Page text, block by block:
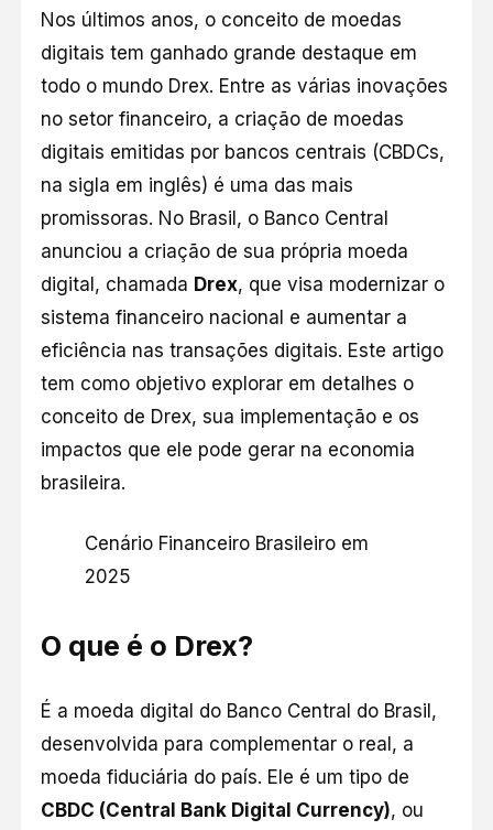
Nos últimos anos, o conceito de moedas
digitais tem ganhado grande destaque em
todo o mundo Drex. Entre as várias inovações
no setor financeiro, a criação de moedas
digitais emitidas por bancos centrais (CBDCs,
na sigla em inglês) é uma das mais
promissoras. No Brasil, o Banco Central
anunciou a criação de sua própria moeda
digital, chamada Drex, que visa modernizar o
sistema financeiro nacional e aumentar a
eficiência nas transações digitais. Este artigo
tem como objetivo explorar em detalhes o
conceito de Drex, sua implementação e os
impactos que ele pode gerar na economia
brasileira.
Cenário Financeiro Brasileiro em
2025
O que é o Drex?
É a moeda digital do Banco Central do Brasil,
desenvolvida para complementar o real, a
moeda fiduciária do país. Ele é um tipo de
CBDC (Central Bank Digital Currency), ou